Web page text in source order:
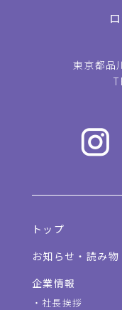
東京都品
トップ
お知らせ・読み物
企業情報
社長挨拶